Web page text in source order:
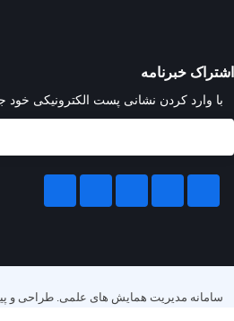
اشتراک خبرنامه
با وارد کردن نشانی پست الکترونیکی خود
سامانه مدیریت همایش های علمی. طراحی و